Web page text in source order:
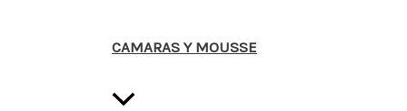
CAMARAS Y MOUSSE